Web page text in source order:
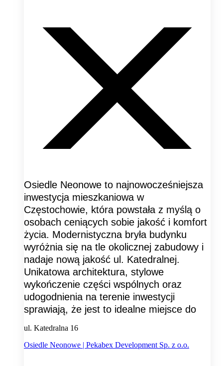
Osiedle Neonowe to najnowocześniejsza
inwestycja mieszkaniowa w
Częstochowie, która powstała z myślą o
osobach ceniących sobie jakość i komfort
życia. Modernistyczna bryła budynku
wyróżnia się na tle okolicznej zabudowy i
nadaje nową jakość ul. Katedralnej.
Unikatowa architektura, stylowe
wykończenie części wspólnych oraz
udogodnienia na terenie inwestycji
sprawiają, że jest to idealne miejsce do
ul. Katedralna 16
Osiedle Neonowe | Pekabex Development Sp. z o.o.